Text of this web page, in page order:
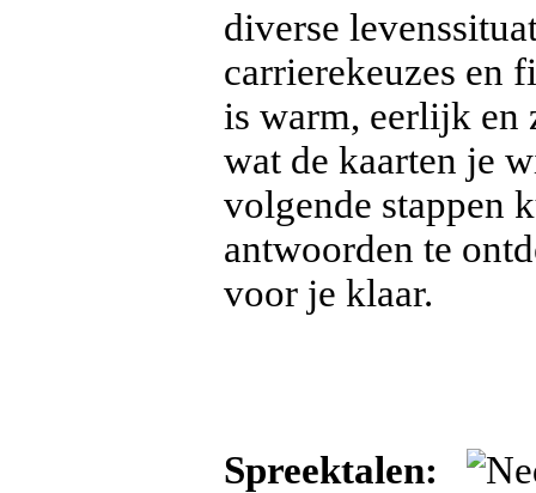
diverse
carrierekeuzes en
is warm, eerlijk en
wat de kaarten je
volgende stappen
antwoorden te
voor je klaar.
Spreektalen: